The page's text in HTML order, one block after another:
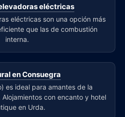
eléctricas
eléctricas son una opción más
que las de combustión
interna.
en Consuegra
es ideal para amantes de la
con encanto y hotel
en Urda.